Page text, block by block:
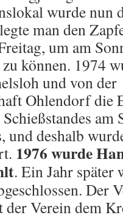
wurde nun
man den
um am
können. 1974
und von der
Ohlendorf die
und deshalb
1976 wurde
. Ein Jahr später
Der
Verein dem